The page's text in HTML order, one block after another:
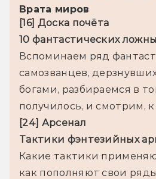
Врата миров
[16] Доска почёта
10 фантастических ложн
Вспоминаем ряд
самозванцев,
богами, разбираемся в
получилось, и смотрим,
[24]
Какие тактики
как пополняют свои